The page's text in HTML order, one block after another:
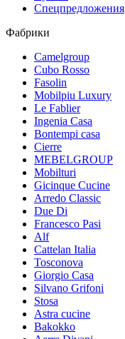
Спецпредложения
Фабрики
Camelgroup
Cubo Rosso
Fasolin
Mobilpiu Luxury
Le Fablier
Ingenia Casa
Bontempi casa
Cierre
MEBELGROUP
Mobilturi
Gicinque Cucine
Arredo Classic
Due Di
Francesco Pasi
Alf
Cattelan Italia
Tosconova
Giorgio Casa
Silvano Grifoni
Stosa
Astra cucine
Bakokko